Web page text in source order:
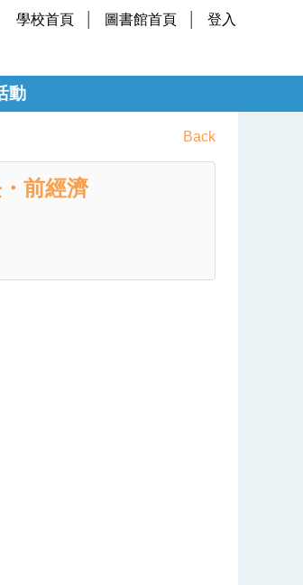
學校首頁 圖書館首頁 登入
動
Back
前經濟